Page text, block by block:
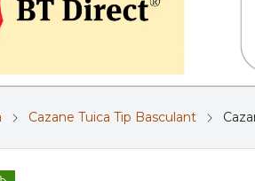
Cazane Tuica Tip Basculant